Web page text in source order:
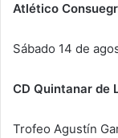
Atlético
Sábado 14 de
CD Quintanar de
Trofeo Agustín